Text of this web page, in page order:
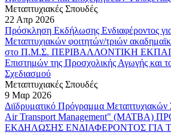
Μεταπτυχιακές Σπουδές
22 Απρ 2026
Πρόσκληση Εκδήλωσης Ενδιαφέροντος
Μεταπτυχιακών φοιτητών/τριών
στο Π.Μ.Σ. ΠΕΡΙΒΑΛΛΟΝΤΙΚΗ
Επιστημών της Προσχολικής Αγωγής και
Σχεδιασμού
Μεταπτυχιακές Σπουδές
9 Μαρ 2026
Διϊδρυματικό Πρόγραμμα
Air Transport Management" (MATBA)
ΕΚΔΗΛΩΣΗΣ ΕΝΔΙΑΦΕΡΟΝΤΟΣ ΓΙΑ